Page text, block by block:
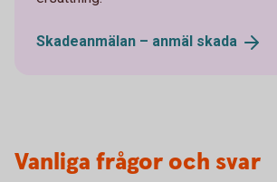
Skadeanmälan – anmäl skada
Vanliga frågor och svar